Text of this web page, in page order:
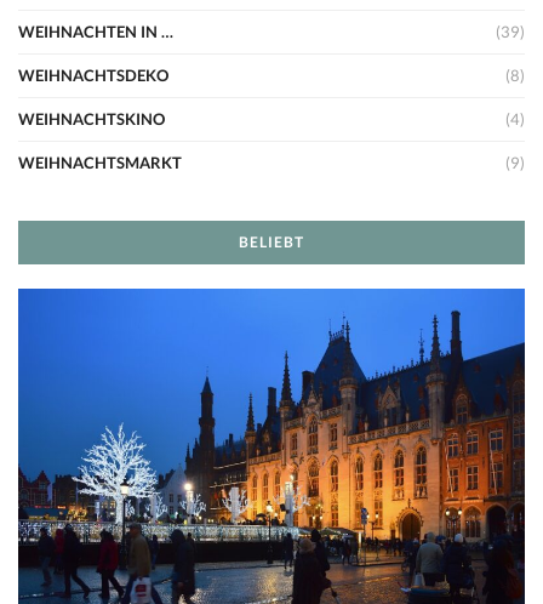
WEIHNACHTEN IN … (39)
WEIHNACHTSDEKO (8)
WEIHNACHTSKINO (4)
WEIHNACHTSMARKT (9)
BELIEBT